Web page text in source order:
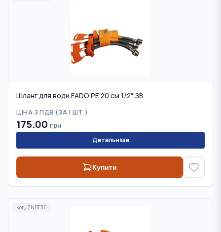
Шланг для води FADO PE 20 см 1/2" ЗВ
ЦІНА З ПДВ (ЗА 1 ШТ.)
175.00 грн
Детальніше
Купити
Код: ZNBT30